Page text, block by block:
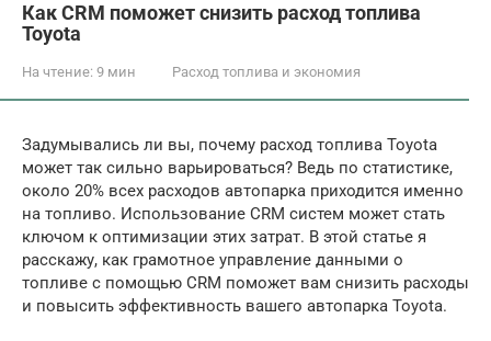
Как CRM поможет снизить расход топлива
Toyota
На чтение: 9 мин Расход топлива и экономия
Задумывались ли вы, почему расход топлива Toyota
может так сильно варьироваться? Ведь по статистике,
около 20% всех расходов автопарка приходится именно
на топливо. Использование CRM систем может стать
ключом к оптимизации этих затрат. В этой статье я
расскажу, как грамотное управление данными о
топливе с помощью CRM поможет вам снизить расходы
и повысить эффективность вашего автопарка Toyota.